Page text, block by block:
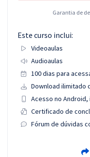
Garantia de
Este curso inclui:
Videoaulas
Audioaulas
100 dias para
Download ilimitado
Acesso no Android,
Certificado de
Fórum de dúvidas